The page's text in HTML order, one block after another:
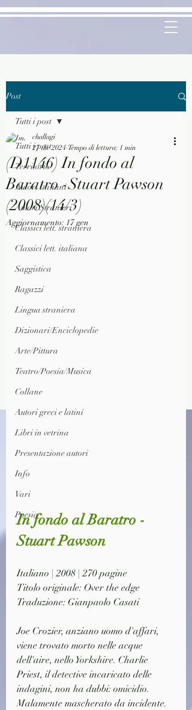
Post
Tutti i post
Territorio
Autori Italiani
Autori Stranieri
Classici lett. straniera
Classici lett. italiana
Saggistica
Ragazzi
Lingua straniera
Dizionari/Enciclopedie
Arte/Pittura
Teatro/Poesia/Musica
Collane
Autori greci e latini
Libri in vetrina
Presentazione autori
Info
Vari
Poesia
Tutti i post
(D1146) In fondo al
Baratro -Stuart Pawson
(2008)(14/3)
challagi
27 dic 2024 Tempo di lettura: 1 min
Aggiornamento: 17 gen
In fondo al Baratro -
Stuart Pawson
Italiano | 2008 | 270 pagine
Titolo originale: Over the edge
Traduzione: Gianpaolo Casati
Joe Crozier, anziano uomo d'affari,
viene trovato morto nelle acque
dell'aire, nello Yorkshire. Charlie
Priest, il detective incaricato delle
indagini, non ha dubbi: omicidio.
Malamente mascherato da incidente.